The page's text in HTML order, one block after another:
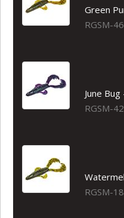
Green
RGSM-46
June
RGSM-42
RGSM-18